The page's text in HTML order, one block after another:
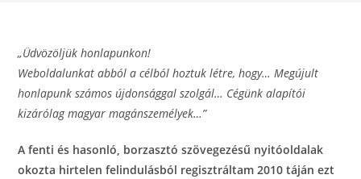
„Üdvözöljük honlapunkon!
Weboldalunkat abból a célból hoztuk létre, hogy… Megújult
honlapunk számos újdonsággal szolgál… Cégünk alapítói
kizárólag magyar magánszemélyek…”
A fenti és hasonló, borzasztó szövegezésű nyitóoldalak
okozta hirtelen felindulásból regisztráltam 2010 táján ezt